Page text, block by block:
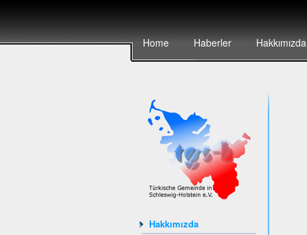
Home Haberler Hakkımızda
Hakkımızda